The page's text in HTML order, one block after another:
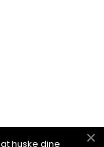
huske dine